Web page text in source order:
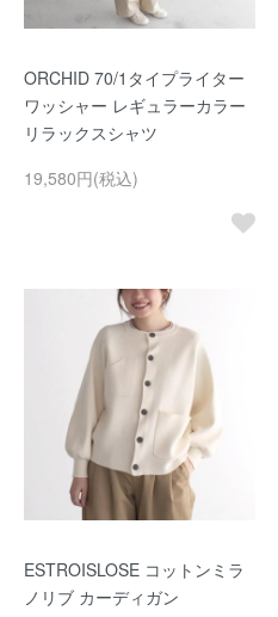
ORCHID 70/1タイプライター
ワッシャー レギュラーカラー
リラックスシャツ
19,580円(税込)
ESTROISLOSE コットンミラ
ノリブ カーディガン